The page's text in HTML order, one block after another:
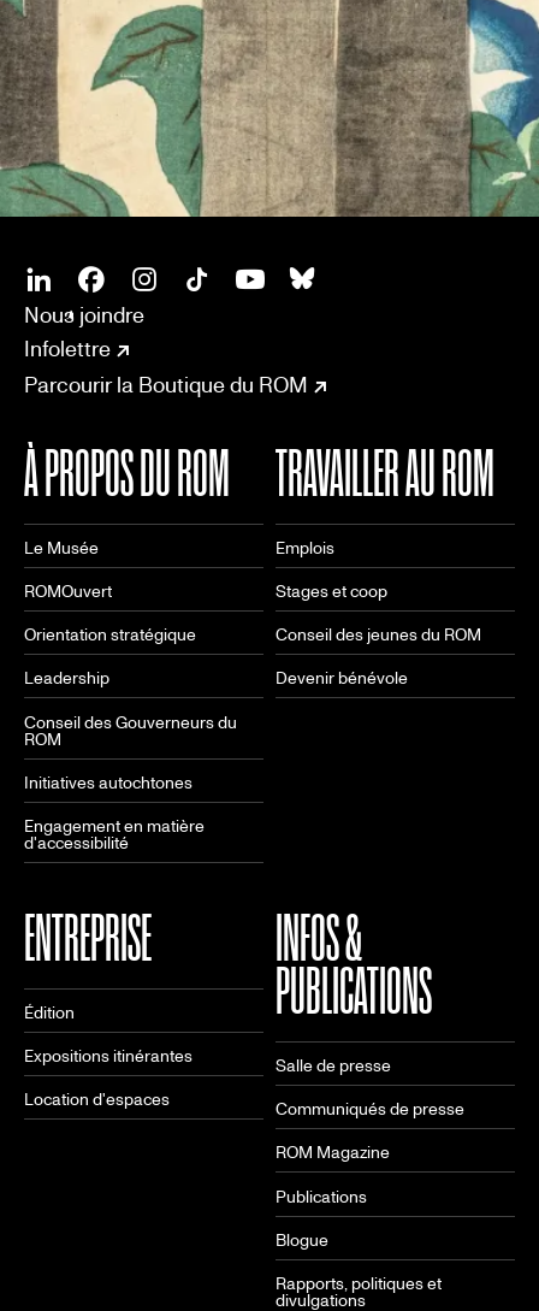
SOCIAL
LinkedinFacebook
CONNECT
Nous joindre
Infolettre
Parcourir la Boutique du ROM
À PROPOS DU ROM
Le Musée
ROMOuvert
Orientation stratégique
Leadership
Conseil des Gouverneurs du
ROM
Initiatives autochtones
Engagement en matière
d'accessibilité
TRAVAILLER AU ROM
Emplois
Stages et coop
Conseil des jeunes du ROM
Devenir bénévole
ENTREPRISE
Édition
Expositions itinérantes
Location d'espaces
INFOS &
PUBLICATIONS
Salle de presse
Communiqués de presse
ROM Magazine
Publications
Blogue
Rapports, politiques et
divulgations